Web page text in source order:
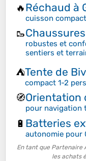
🔥Réchaud à
cuisson
🥾
robustes et
sentiers et
⛺Tente de
compact 1-2
🧭Orientation
pour navigation
🔋 Batteries
autonomie pour
En tant que Partenaire
les achats